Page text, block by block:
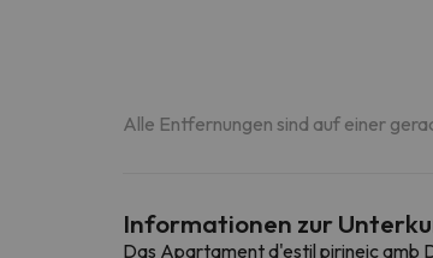
Alle Entfernungen sind auf einer
Informationen zur
Das Apartament d'estil pirineic amb